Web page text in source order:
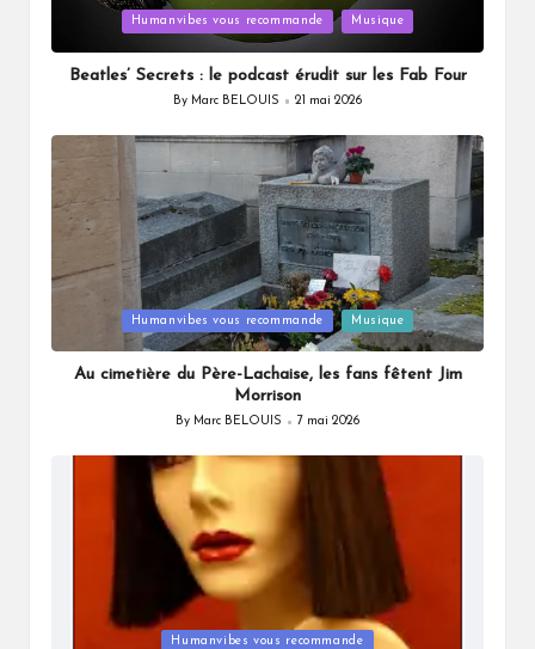
Humanvibes vous recommande Musique
Beatles’ Secrets : le podcast érudit sur les Fab Four
Posted
By Marc BELOUIS 21 mai 2026
Humanvibes vous recommande Musique
Au cimetière du Père-Lachaise, les fans fêtent Jim
Morrison
Posted
By Marc BELOUIS 7 mai 2026
Humanvibes vous recommande